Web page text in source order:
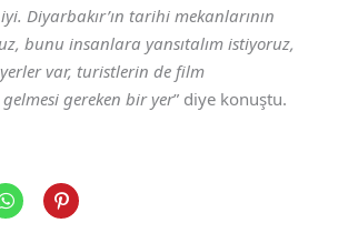
Diyarbakır’ın tarihi mekanlarının
bunu insanlara yansıtalım istiyoruz,
var, turistlerin de film
gelmesi gereken bir yer” diye konuştu.